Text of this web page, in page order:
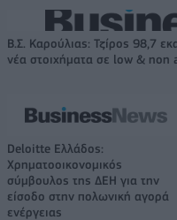
Β.Σ. Καρούλιας: Τζίρος 98,7
νέα στοιχήματα σε low & non
Deloitte Ελλάδος:
Χρηματοοικονομικός
σύμβουλος της ΔΕΗ για την
είσοδο στην πολωνική αγορά
ενέργειας